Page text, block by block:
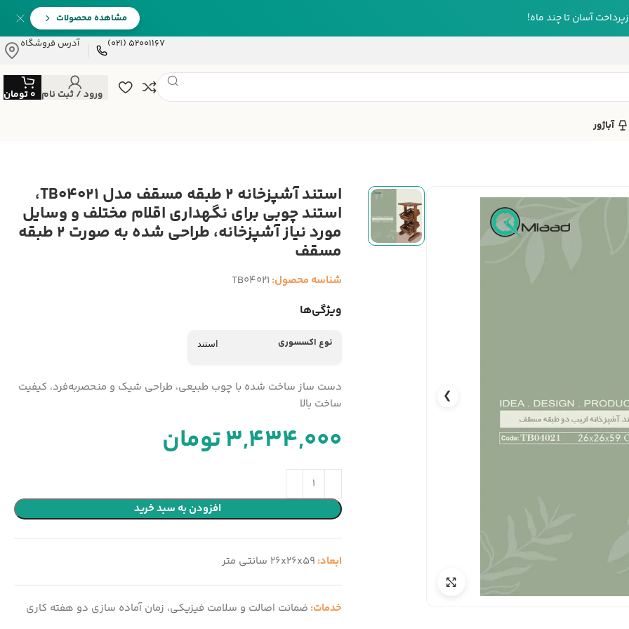
آسان تا چند ماه!
مشاهده محصولات
52001167 (021)
آدرس فروشگاه
ورود / ثبت نام 0تومان
آباژور
❯
استند آشپزخانه 2 طبقه مسقف مدل TB04021،
استند چوبی برای نگهداری اقلام مختلف و وسایل
مورد نیاز آشپزخانه، طراحی شده به صورت 2 طبقه
مسقف
شناسه محصول: TB04021
ویژگی‌ها
نوع اکسسوری استند
دست ساز ساخت شده با چوب طبیعی، طراحی شیک و منحصربه‌فرد، کیفیت
ساخت بالا
3,434,000تومان
افزودن به سبد خرید
ابعاد: 26x26x59 سانتی متر
خدمات: ضمانت اصالت و سلامت فیزیکی، زمان آماده سازی دو هفته کاری